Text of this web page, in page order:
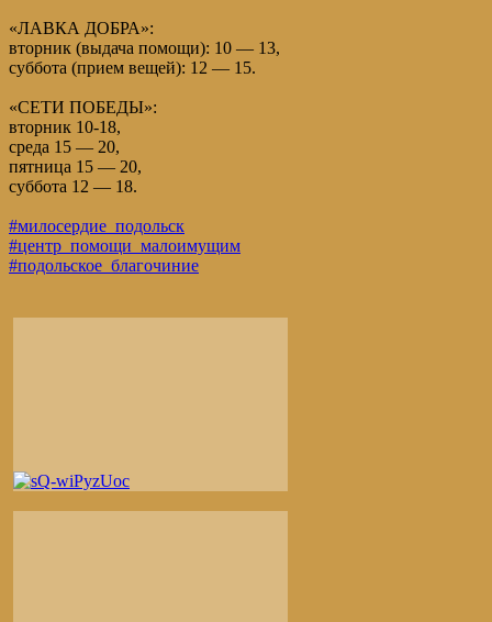
«ЛАВКА ДОБРА»:
вторник (выдача помощи): 10 — 13,
суббота (прием вещей): 12 — 15.
«СЕТИ ПОБЕДЫ»:
вторник 10-18,
среда 15 — 20,
пятница 15 — 20,
суббота 12 — 18.
#милосердие_подольск
#центр_помощи_малоимущим
#подольское_благочиние